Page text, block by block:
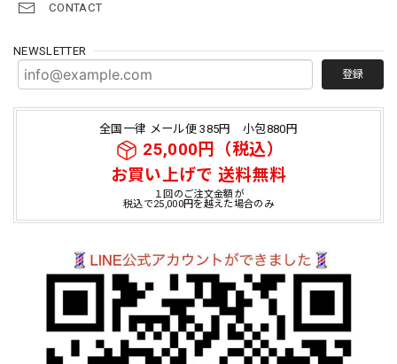
CONTACT
NEWSLETTER
登録
全国一律 メール便 385円 小包880円
25,000円（税込）
お買い上げで 送料無料
１回のご注文金額が
税込で25,000円を越えた場合のみ